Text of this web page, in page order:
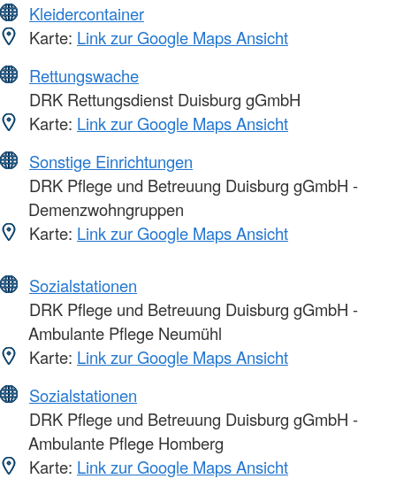
Kleidercontainer
Karte: Link zur Google Maps Ansicht
Rettungswache
DRK Rettungsdienst Duisburg gGmbH
Karte: Link zur Google Maps Ansicht
Sonstige Einrichtungen
DRK Pflege und Betreuung Duisburg gGmbH -
Demenzwohngruppen
Karte: Link zur Google Maps Ansicht
Sozialstationen
DRK Pflege und Betreuung Duisburg gGmbH -
Ambulante Pflege Neumühl
Karte: Link zur Google Maps Ansicht
Sozialstationen
DRK Pflege und Betreuung Duisburg gGmbH -
Ambulante Pflege Homberg
Karte: Link zur Google Maps Ansicht